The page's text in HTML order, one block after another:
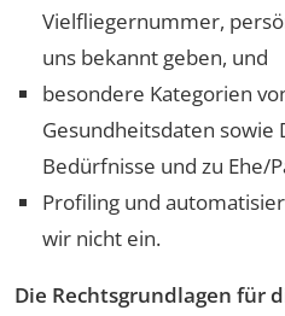
Vielfliegernummer,
uns bekannt geben, und
besondere Kategorien
Gesundheitsdaten sowie
Bedürfnisse und zu Ehe/
Profiling und
wir nicht ein.
Die Rechtsgrundlagen für